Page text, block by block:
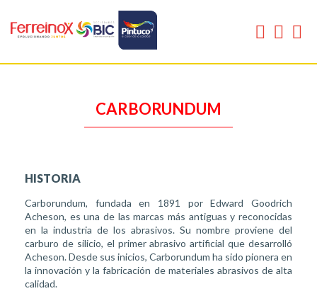
CARBORUNDUM
HISTORIA
Carborundum, fundada en 1891 por Edward Goodrich
Acheson, es una de las marcas más antiguas y reconocidas
en la industria de los abrasivos. Su nombre proviene del
carburo de silicio, el primer abrasivo artificial que desarrolló
Acheson. Desde sus inicios, Carborundum ha sido pionera en
la innovación y la fabricación de materiales abrasivos de alta
calidad.